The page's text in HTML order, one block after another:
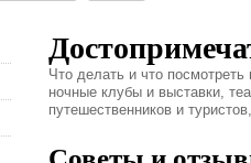
Что делать и что
ночные клубы и выставки,
путешественников и